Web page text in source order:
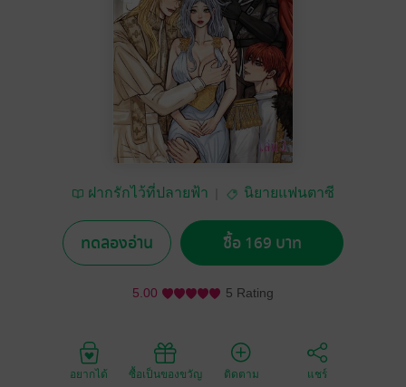
ฝากรักไว้ที่ปลายฟ้า นิยายแฟนตาซี
ทดลองอ่าน ซื้อ 169 บาท
5.00 5 Rating
อยากได้ ซื้อเป็นของขวัญ ติดตาม แชร์